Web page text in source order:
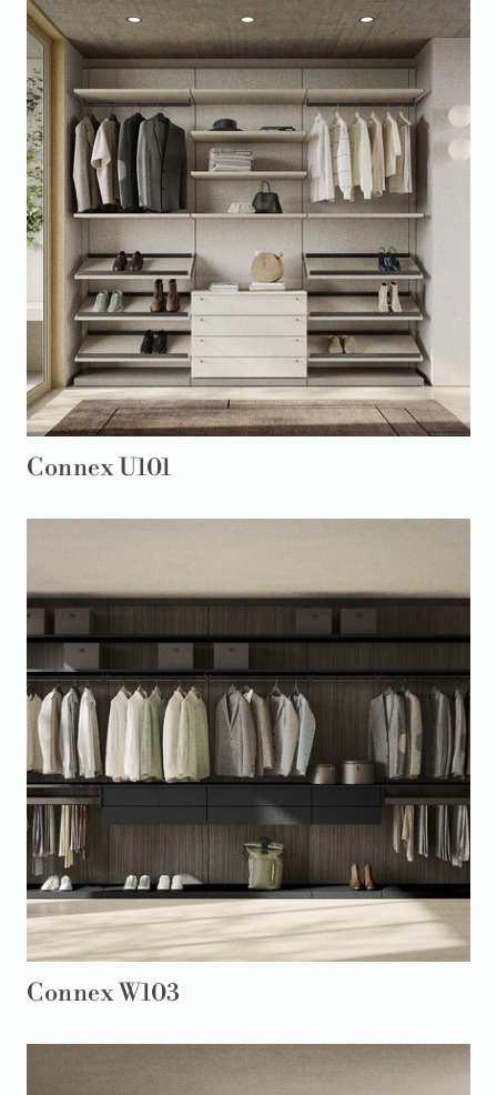
Connex U101
Connex W103